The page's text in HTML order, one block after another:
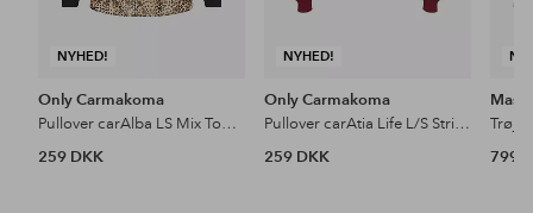
NYHED!
Only Carmakoma
Pullover carAlba LS Mix Top Jrs
259 DKK
NYHED!
Only Carmakoma
Pullover carAtia Life L/S Stripe Pullov Knt
259 DKK
Masai
Trøje
799